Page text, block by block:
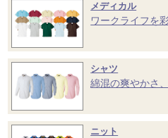
メディカル
ワークライフを
シャツ
綿混の爽やかさ
ニット